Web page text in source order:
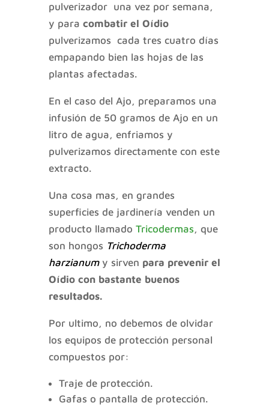
pulverizador una vez por semana,
y para combatir el Oídio
pulverizamos cada tres cuatro días
empapando bien las hojas de las
plantas afectadas.
En el caso del Ajo, preparamos una
infusión de 50 gramos de Ajo en un
litro de agua, enfriamos y
pulverizamos directamente con este
extracto.
Una cosa mas, en grandes
superficies de jardinería venden un
producto llamado Tricodermas, que
son hongos Trichoderma
harzianumy sirven para prevenir el
Oídio con bastante buenos
resultados.
Por ultimo, no debemos de olvidar
los equipos de protección personal
compuestos por:
Traje de protección.
Gafas o pantalla de protección.